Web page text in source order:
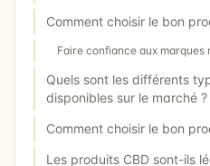
Comment choisir le bon
Faire confiance aux marques
Quels sont les différents
disponibles sur le marché ?
Comment choisir le bon
Les produits CBD sont-ils